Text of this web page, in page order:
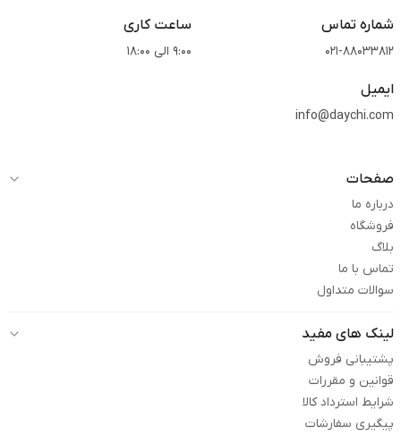
شماره تماس
021-88033812
ساعت کاری
9:00 الی 18:00
ایمیل
info@daychi.com
صفحات
درباره ما
فروشگاه
بلاگ
تماس با ما
سوالات متداول
لینک های مفید
پشتیبانی فروش
قوانین و مقررات
شرایط استرداد کالا
پیگیری سفارشات